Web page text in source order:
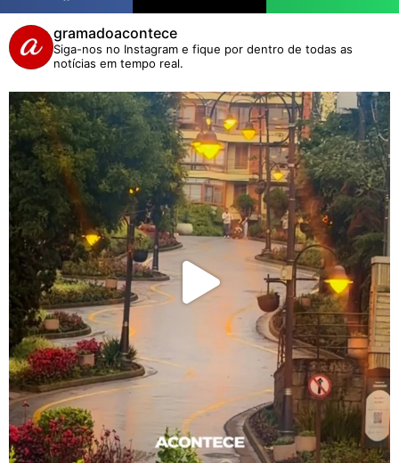
gramadoacontece
Siga-nos no Instagram e fique por dentro de todas as
notícias em tempo real.